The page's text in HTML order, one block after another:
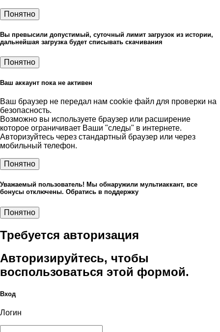
Понятно
Вы превысили допустимый, суточный лимит загрузок из истории,
дальнейшая загрузка будет списывать скачивания
Понятно
Ваш аккаунт пока не активен
Ваш браузер не передал нам cookie файл для проверки на
безопасность.
Возможно вы используете браузер или расширение
которое ограничивает Ваши "следы" в интернете.
Авторизуйтесь через стандартный браузер или через
мобильный телефон.
Понятно
Уважаемый пользователь! Мы обнаружили мультиаккант, все
бонусы отключены. Обратись в поддержку
Понятно
Требуется авторизация
Авторизируйтесь, чтобы
воспользоваться этой формой.
Вход
Логин